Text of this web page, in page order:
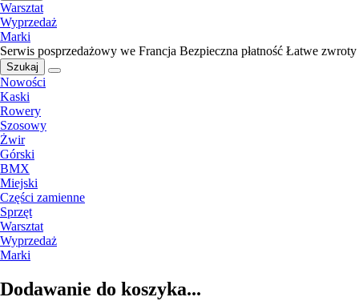
Warsztat
Wyprzedaż
Marki
Serwis posprzedażowy we Francja Bezpieczna płatność Łatwe zwroty
Szukaj
Nowości
Kaski
Rowery
Szosowy
Żwir
Górski
BMX
Miejski
Części zamienne
Sprzęt
Warsztat
Wyprzedaż
Marki
Dodawanie do koszyka...